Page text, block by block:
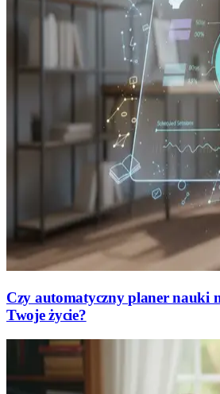
Czy automatyczny planer nauki
Twoje życie?